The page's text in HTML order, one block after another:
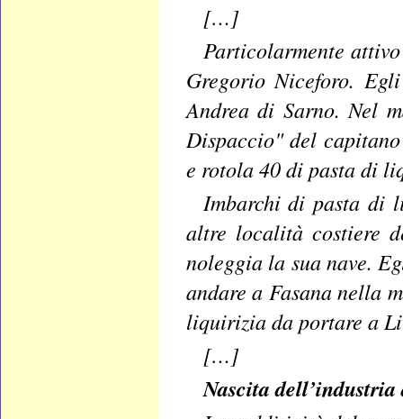
[…]
Particolarmente
Gregorio Niceforo.
Andrea di Sarno. Nel
Dispaccio" del
e rotola 40 di pasta di
Imbarchi di pasta di
altre località costiere
noleggia la sua nave.
andare a Fasana nella
liquirizia da portare a
[…]
Nascita